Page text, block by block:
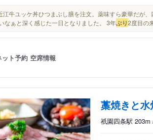
江牛ユッケ丼ひつまぶし膳を注文。薬味すら豪華だが
なぁと深く感じた一日となりました。 3年ぶり2度目の
ット予約 空席情報
藁焼きと
祇園四条駅